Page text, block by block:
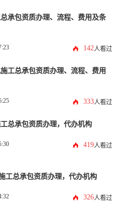
承包资质办理、流程、费用及条
142人看过
工总承包资质办理、流程、费用
333人看过
总承包资质办理，代办机构
419人看过
工总承包资质办理，代办机构
326人看过